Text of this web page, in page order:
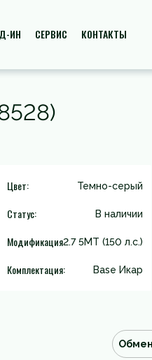
ИН СЕРВИС КОНТАКТЫ
Цвет: Темно-серый
Статус: В наличии
Модификация2.7 5МТ (150 л.с.)
Комплектация: Base Икар